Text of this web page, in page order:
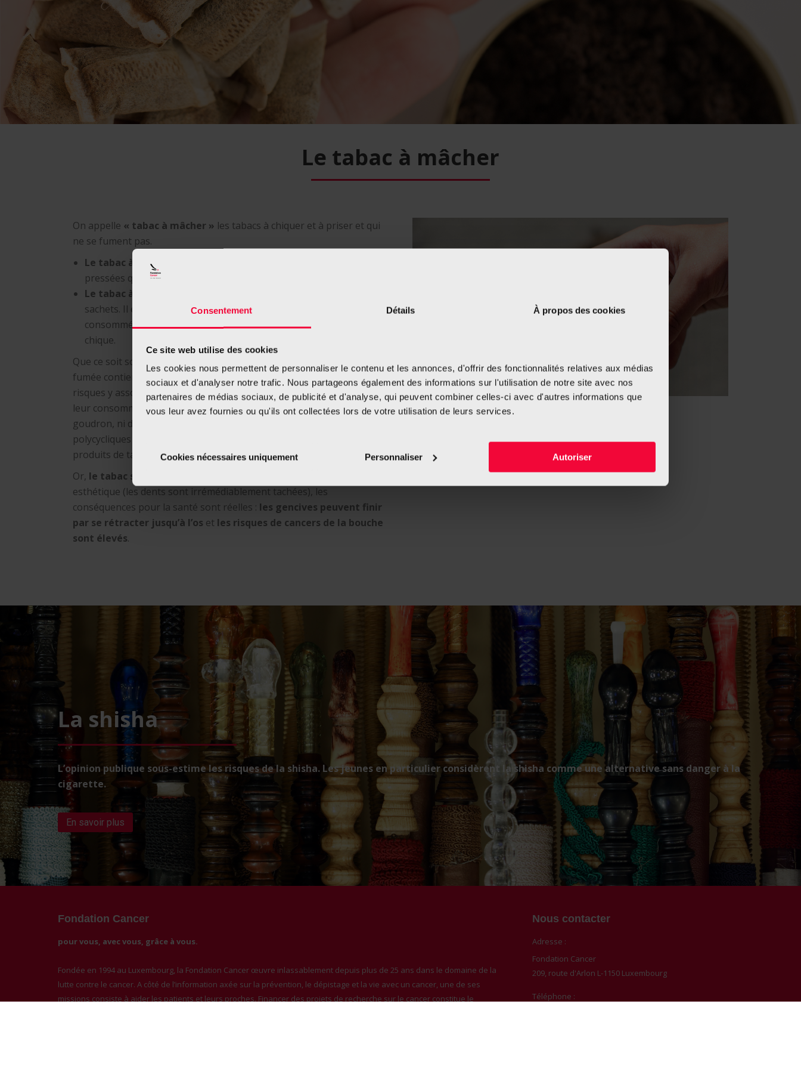
Consentement Détails À propos des cookies
Ce site web utilise des cookies
Les cookies nous permettent de personnaliser le contenu et les annonces, d'offrir des fonctionnalités relatives aux médias
sociaux et d'analyser notre trafic. Nous partageons également des informations sur l'utilisation de notre site avec nos
partenaires de médias sociaux, de publicité et d'analyse, qui peuvent combiner celles-ci avec d'autres informations que
vous leur avez fournies ou qu'ils ont collectées lors de votre utilisation de leurs services.
Cookies nécessaires uniquement Personnaliser Autoriser
Le tabac à mâcher
On appelle « tabac à mâcher » les tabacs à chiquer et à priser et qui
ne se fument pas.
Le tabac à chiquer
pressées qu’on mâche dans la bouche comme un
Le tabac à priser
sachets. Il est fait pour être reniflé (snuff
consommé comme tel : on l’utilise plus souvent sous forme de
chique.
Que ce soit sous forme de feuilles ou de poudre, ces tabacs sans
fumée contiennent de la nicotine et rendent donc
dépendant
. Les
risques y associés sont moindres que ceux associés aux cigarettes car
leur consommation se fait sans combustion. Elle ne produit donc ni
goudron, ni de monoxyde de carbone ou d’hydrocarbures aromatiques
polycycliques qui sont parmi les substances les plus nocives des
produits de tabac fumé.
Or, le tabac sans fumée est loin d’être anodin
esthétique (les dents sont irrémédiablement tachées), les
conséquences pour la santé sont réelles : les gencives peuvent finir
par se rétracter jusqu’à l’os et les risques de cancers de la bouche
sont élevés.
La shisha
L’opinion publique sous-estime les risques de la shisha. Les jeunes en particulier considèrent la shisha comme une alternative sans danger à la
cigarette.
En savoir plus
Fondation Cancer
pour vous, avec vous, grâce à vous.
Fondée en 1994 au Luxembourg, la Fondation Cancer œuvre inlassablement depuis plus de 25 ans dans le domaine de la
lutte contre le cancer. A côté de l’information axée sur la prévention, le dépistage et la vie avec un cancer, une de ses
missions consiste à aider les patients et leurs proches. Financer des projets de recherche sur le cancer constitue le
Nous contacter
Adresse :
Fondation Cancer
209, route d'Arlon L-1150 Luxembourg
Téléphone :